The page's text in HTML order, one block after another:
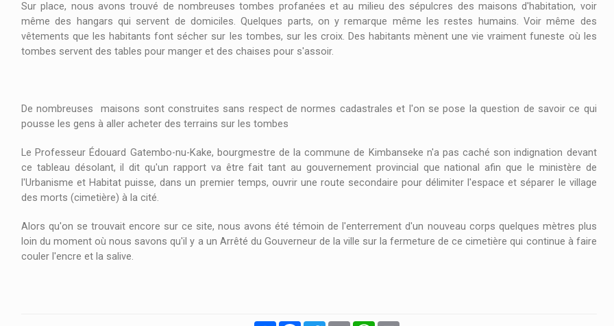
Sur place, nous avons trouvé de nombreuses tombes profanées et au milieu des sépulcres des maisons d'habitation, voir
même des hangars qui servent de domiciles. Quelques parts, on y remarque même les restes humains. Voir même des
vêtements que les habitants font sécher sur les tombes, sur les croix. Des habitants mènent une vie vraiment funeste où les
tombes servent des tables pour manger et des chaises pour s'assoir.
De nombreuses maisons sont construites sans respect de normes cadastrales et l'on se pose la question de savoir ce qui
pousse les gens à aller acheter des terrains sur les tombes
Le Professeur Édouard Gatembo-nu-Kake, bourgmestre de la commune de Kimbanseke n'a pas caché son indignation devant
ce tableau désolant, il dit qu'un rapport va être fait tant au gouvernement provincial que national afin que le ministère de
l'Urbanisme et Habitat puisse, dans un premier temps, ouvrir une route secondaire pour délimiter l'espace et séparer le village
des morts (cimetière) à la cité.
Alors qu'on se trouvait encore sur ce site, nous avons été témoin de l'enterrement d'un nouveau corps quelques mètres plus
loin du moment où nous savons qu'il y a un Arrêté du Gouverneur de la ville sur la fermeture de ce cimetière qui continue à faire
couler l'encre et la salive.
06/08/2026 À
SUCCÈS DES STARS
CHAQUES SAMEDIS SUR LA TELEVISION
FAIT LA PROMOTION DE VOS ARTISTES.
06/10/2024 À 12H00
GARE CENTRALE
CHRONIQUE MUSICALE.